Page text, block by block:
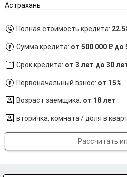
Астрахань
Полная стоимость кредита:
Сумма кредита: от 500 000 ₽ до
Срок кредита: от 3 лет до 30
Первоначальный взнос: от 15%
Возраст заемщика: от 18 лет
вторичка, комната / доля в
Рассчитать